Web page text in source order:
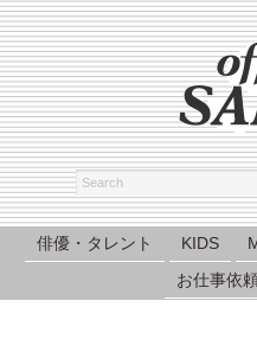
俳優・タレント KIDS
お仕事依